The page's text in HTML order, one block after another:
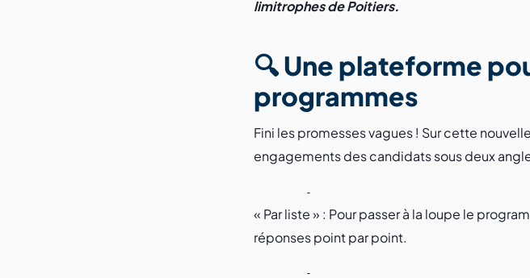
limitrophes de Poitiers.
🔍 Une plateforme
programmes
Fini les promesses vagues ! Sur cette
engagements des candidats sous deux
« Par liste » : Pour passer à la loupe le
réponses point par point.